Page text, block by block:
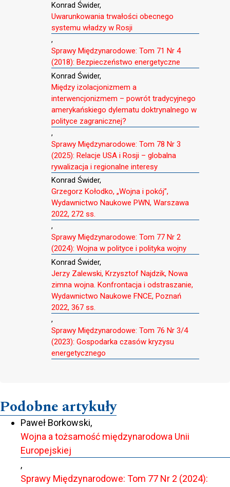
Konrad Świder,
Uwarunkowania trwałości obecnego
systemu władzy w Rosji
,
Sprawy Międzynarodowe: Tom 71 Nr 4
(2018): Bezpieczeństwo energetyczne
Konrad Świder,
Między izolacjonizmem a
interwencjonizmem – powrót tradycyjnego
amerykańskiego dylematu doktrynalnego w
polityce zagranicznej?
,
Sprawy Międzynarodowe: Tom 78 Nr 3
(2025): Relacje USA i Rosji – globalna
rywalizacja i regionalne interesy
Konrad Świder,
Grzegorz Kołodko, „Wojna i pokój”,
Wydawnictwo Naukowe PWN, Warszawa
2022, 272 ss.
,
Sprawy Międzynarodowe: Tom 77 Nr 2
(2024): Wojna w polityce i polityka wojny
Konrad Świder,
Jerzy Zalewski, Krzysztof Najdzik, Nowa
zimna wojna. Konfrontacja i odstraszanie,
Wydawnictwo Naukowe FNCE, Poznań
2022, 367 ss.
,
Sprawy Międzynarodowe: Tom 76 Nr 3/4
(2023): Gospodarka czasów kryzysu
energetycznego
Podobne artykuły
Paweł Borkowski,
Wojna a tożsamość międzynarodowa Unii
Europejskiej
,
Sprawy Międzynarodowe: Tom 77 Nr 2 (2024):